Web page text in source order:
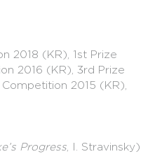
2018 (KR), 1st Prize
2016 (KR), 3rd Prize
2015 (KR),
Progress , I. Stravinsky)